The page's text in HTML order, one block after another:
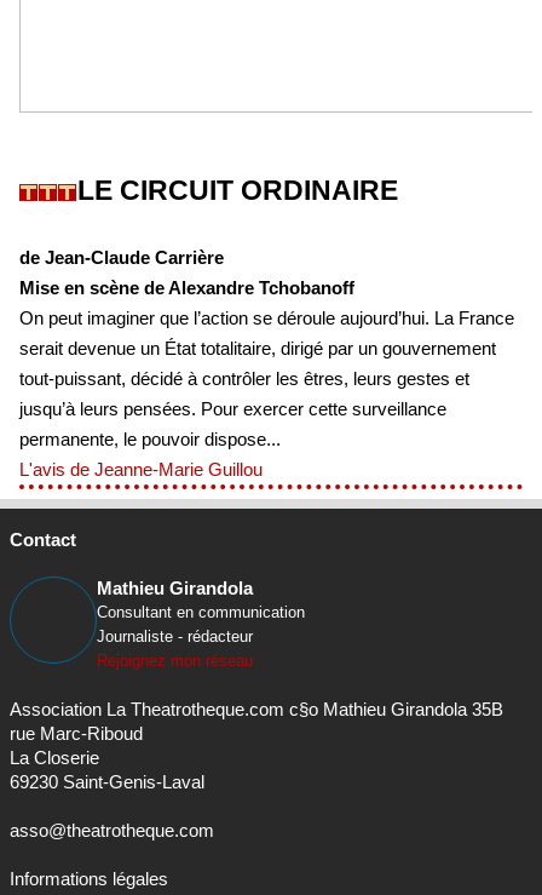
LE CIRCUIT ORDINAIRE
de Jean-Claude Carrière
Mise en scène de Alexandre Tchobanoff
On peut imaginer que l’action se déroule aujourd’hui. La France
serait devenue un État totalitaire, dirigé par un gouvernement
tout-puissant, décidé à contrôler les êtres, leurs gestes et
jusqu’à leurs pensées. Pour exercer cette surveillance
permanente, le pouvoir dispose...
L'avis de Jeanne-Marie Guillou
Contact
Mathieu Girandola
Consultant en communication
Journaliste - rédacteur
Rejoignez mon réseau
Association La Theatrotheque.com c§o Mathieu Girandola 35B
rue Marc-Riboud
La Closerie
69230 Saint-Genis-Laval
asso@theatrotheque.com
Informations légales